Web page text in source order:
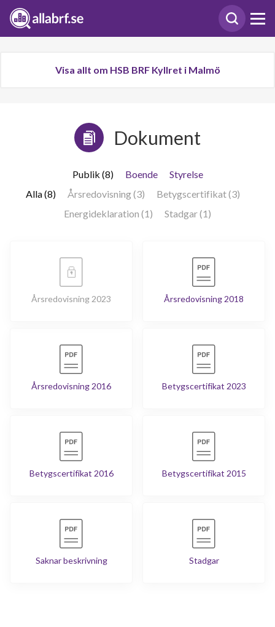
Visa allt om HSB BRF Kyllret i Malmö
Dokument
Publik (8) Boende
Styrelse
Alla (8)
Årsredovisning (3)
Betygscertifikat (3)
Energideklaration (1)
Stadgar (1)
Årsredovisning 2023 Årsredovisning 2018
Årsredovisning 2016 Betygscertifikat 2023
Betygscertifikat 2016 Betygscertifikat 2015
Saknar beskrivning Stadgar